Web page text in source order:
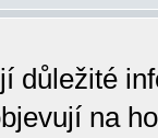
důležité
na